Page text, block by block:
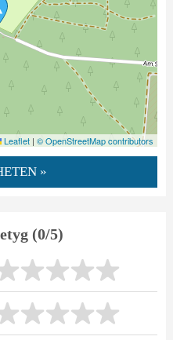
Leaflet | © OpenStreetMap contributors
»
(0/5)